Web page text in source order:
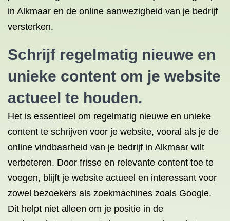
in Alkmaar en de online aanwezigheid van je bedrijf
versterken.
Schrijf regelmatig nieuwe en
unieke content om je website
actueel te houden.
Het is essentieel om regelmatig nieuwe en unieke
content te schrijven voor je website, vooral als je de
online vindbaarheid van je bedrijf in Alkmaar wilt
verbeteren. Door frisse en relevante content toe te
voegen, blijft je website actueel en interessant voor
zowel bezoekers als zoekmachines zoals Google.
Dit helpt niet alleen om je positie in de